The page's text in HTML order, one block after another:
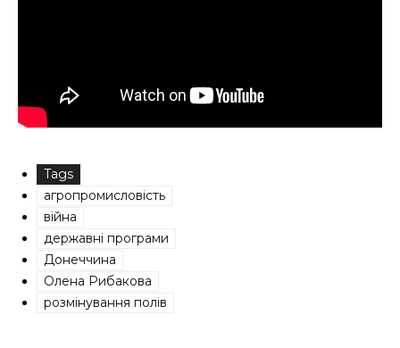
Tags
агропромисловість
війна
державні програми
Донеччина
Олена Рибакова
розмінування полів